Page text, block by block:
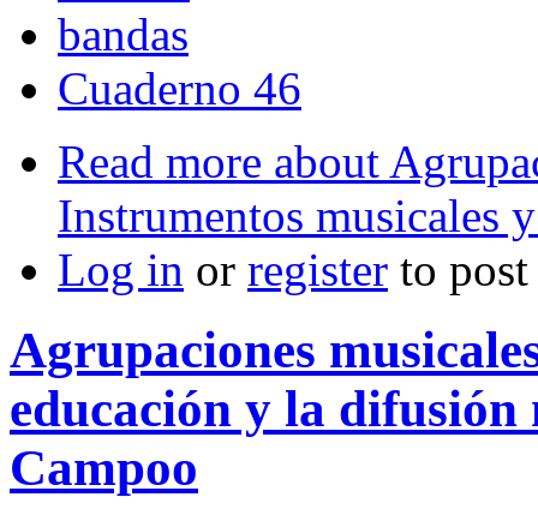
bandas
Cuaderno 46
Read more about
Instrumentos musicales
Log in or register to
Agrupaciones
educación y la difusión
Campoo